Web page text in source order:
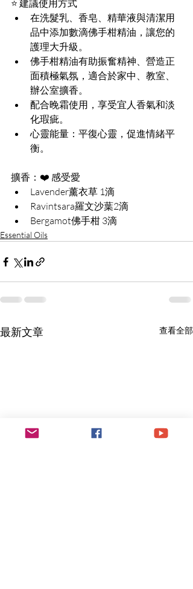
⭐️ 建議使用方式
在洗髮乳、香皂、精華液與清潔用
品中添加數滴佛手柑精油，讓您的
護理大升級。
佛手柑精油有助振奮精神、營造正
面積極氣氛，適合於家中、教室、
辦公室擴香。
配合晚霜使用，享受宜人香氣和淡
化瑕疵。
心靈能量：平復心靈，促進情緒平
衡。
擴香：❤️ 感受愛
Lavender薰衣草 1滴
Ravintsara羅文沙葉2滴
Bergamot佛手柑 3滴
Essential Oils
最新文章 查看全部